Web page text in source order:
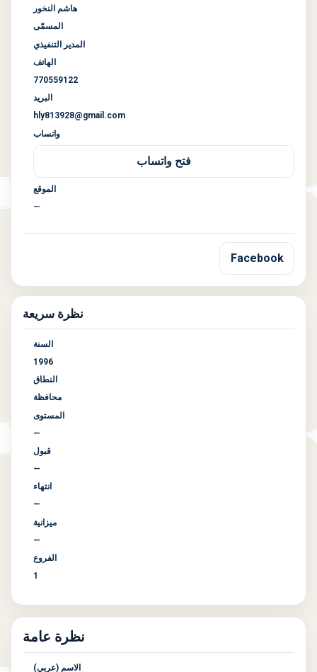
هاشم النخور
المسمّى
المدير التنفيذي
الهاتف
770559122
البريد
hly813928@gmail.com
واتساب
فتح واتساب
الموقع
—
Facebook
نظرة سريعة
السنة
1996
النطاق
محافظة
المستوى
—
قبول
—
انتهاء
—
ميزانية
—
الفروع
1
نظرة عامة
الاسم (عربي)